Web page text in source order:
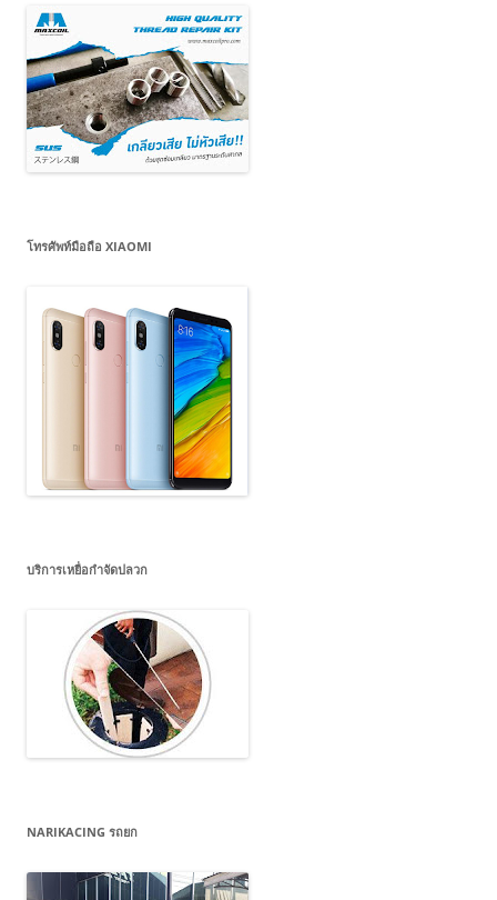
โทรศัพท์มือถือ XIAOMI
บริการเหยื่อกำจัดปลวก
NARIKACING รถยก